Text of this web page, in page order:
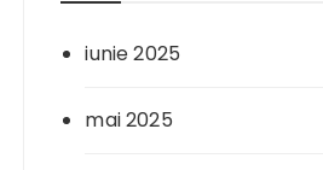
iunie 2025
mai 2025